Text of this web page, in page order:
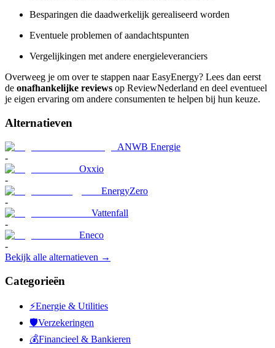
Besparingen die daadwerkelijk gerealiseerd worden
Eventuele problemen of aandachtspunten
Vergelijkingen met andere energieleveranciers
Overweeg je om over te stappen naar EasyEnergy? Lees dan eerst
de onafhankelijke reviews op ReviewNederland en deel eventueel
je eigen ervaring om andere consumenten te helpen bij hun keuze.
Alternatieven
ANWB Energie
-
Oxxio
-
EnergyZero
-
Vattenfall
-
Eneco
-
Bekijk alle alternatieven →
Categorieën
⚡Energie & Utilities
🛡️Verzekeringen
💰Financieel & Bankieren